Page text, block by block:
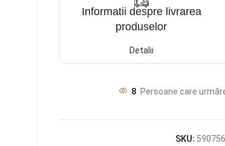
Informatii despre livrarea
produselor
Detalii
8 Persoane care
SKU: